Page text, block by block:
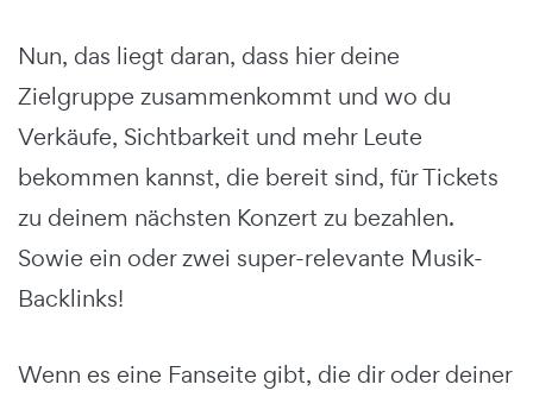
Nun, das liegt daran, dass hier deine
Zielgruppe zusammenkommt und wo du
Verkäufe, Sichtbarkeit und mehr Leute
bekommen kannst, die bereit sind, für Tickets
zu deinem nächsten Konzert zu bezahlen.
Sowie ein oder zwei super-relevante Musik-
Backlinks!
Wenn es eine Fanseite gibt, die dir oder deiner